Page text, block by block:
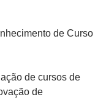
de Curso
de cursos de
de